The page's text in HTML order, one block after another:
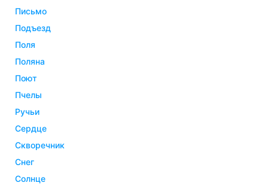
письмо
подъезд
поля
поляна
поют
пчелы
ручьи
сердце
скворечник
снег
солнце